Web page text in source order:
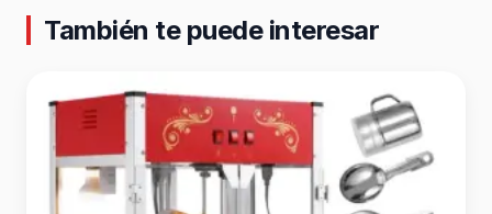
También te puede interesar